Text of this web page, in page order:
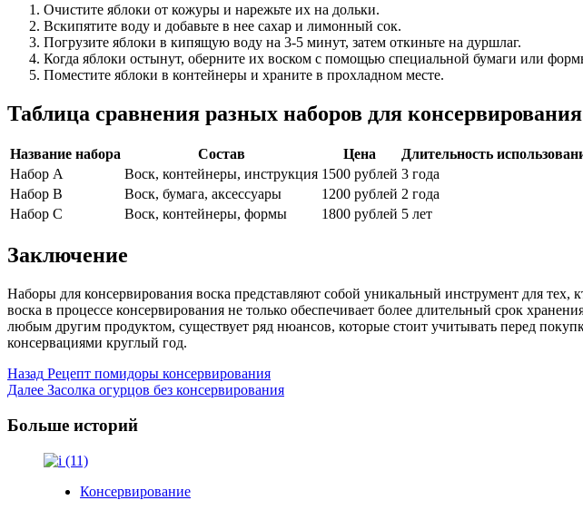
Очистите яблоки от кожуры и нарежьте их на дольки.
Вскипятите воду и добавьте в нее сахар и лимонный сок.
Погрузите яблоки в кипящую воду на 3-5 минут, затем откиньте на дуршлаг.
Когда яблоки остынут, оберните их воском с помощью специальной бумаги или
Поместите яблоки в контейнеры и храните в прохладном месте.
Таблица сравнения разных наборов для
Название набора Состав Цена
Длительность
Набор A
Воск, контейнеры, инструкция 1500 рублей 3 года
Набор B
Воск, бумага, аксессуары 1200 рублей 2 года
Набор C
Воск, контейнеры, формы 1800 рублей 5 лет
Заключение
Наборы для консервирования воска представляют собой уникальный инструмент для тех,
воска в процессе консервирования не только обеспечивает более длительный срок
любым другим продуктом, существует ряд нюансов, которые стоит учитывать перед
консервациями круглый год.
Post
Navigation
Назад Рецепт помидоры консервирования
Далее Засолка огурцов без консервирования
Больше историй
Консервирование